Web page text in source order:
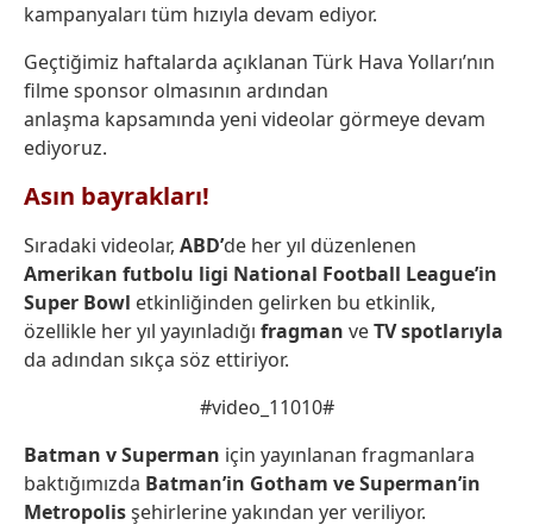
kampanyaları tüm hızıyla devam ediyor.
Geçtiğimiz haftalarda açıklanan Türk Hava Yolları’nın
filme sponsor olmasının ardından
anlaşma kapsamında yeni videolar görmeye devam
ediyoruz.
Asın bayrakları!
Sıradaki videolar, ABD’de her yıl düzenlenen
Amerikan futbolu ligi National Football League’in
Super Bowl etkinliğinden gelirken bu etkinlik,
özellikle her yıl yayınladığı fragman veTV spotlarıyla
da adından sıkça söz ettiriyor.
#video_11010#
Batman v Superman için yayınlanan fragmanlara
baktığımızda Batman’in Gotham veSuperman’in
Metropolisşehirlerine yakından yer veriliyor.